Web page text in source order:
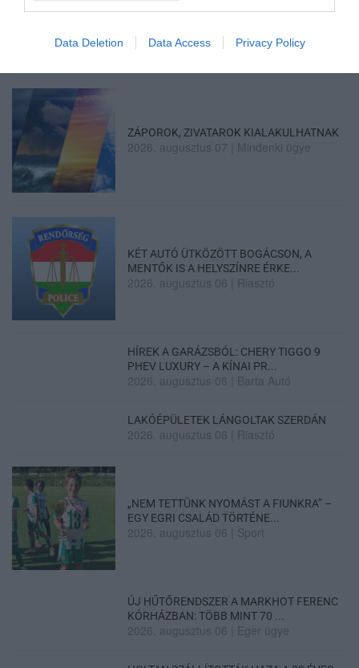
Data Deletion Data Access Privacy Policy
ÉS VÉDETT HALAKAT MENTETT...
ZÁPOROK, ZIVATAROK KIALAKULHATNAK
2026. augusztus 07 Mindenki ügye
KÉT AUTÓ ÜTKÖZÖTT BOGÁCSON, A
MENTŐK IS A HELYSZÍNRE ÉRKE...
2026. augusztus 06 Riasztó
HÍREK A GARÁZSBÓL: CHERY TIGGO 9
PHEV LUXURY – A KÍNAI PR...
2026. augusztus 06 Barta Autó
LAKÓÉPÜLETEK LÁNGOLTAK SZERDÁN
2026. augusztus 06 Riasztó
„NEM TETTÜNK NYOMÁST A FIUNKRA” –
EGY EGRI CSALÁD TÖRTÉNE...
2026. augusztus 06 Sport
ÚJ HŰTŐRENDSZER A MARKHOT FERENC
KÓRHÁZBAN: TÖBB MINT 70 ...
2026. augusztus 06 Eger ügye